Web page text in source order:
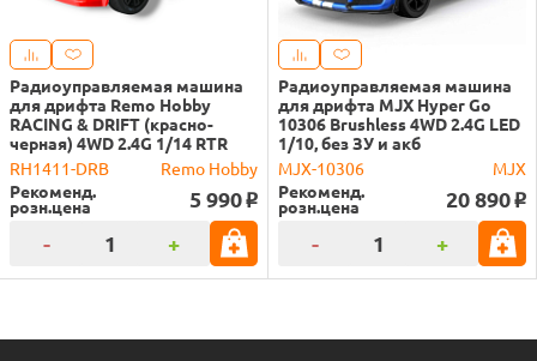
Радиоуправляемая машина
для дрифта Remo Hobby
RACING & DRIFT (красно-
черная) 4WD 2.4G 1/14 RTR
RH1411-DRB
Remo Hobby
Рекоменд.
розн.цена 5 990 o
- +
Радиоуправляемая машина
для дрифта MJX Hyper Go
10306 Brushless 4WD 2.4G LED
1/10, без ЗУ и акб
MJX-10306
MJX
Рекоменд.
розн.цена 20 890 o
- +